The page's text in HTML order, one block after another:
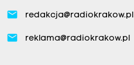
email redakcja@radiokrakow.pl
email reklama@radiokrakow.pl